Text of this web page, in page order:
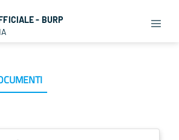
- BURP